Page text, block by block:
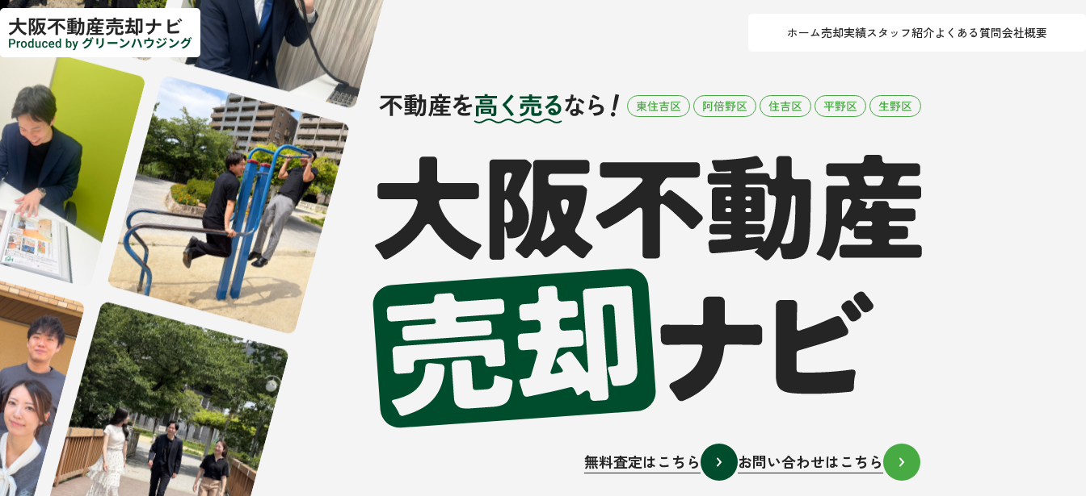
ホーム売却実績スタッフ紹介よくある質問会社概要
無料査定はこちら お問い合わせはこちら